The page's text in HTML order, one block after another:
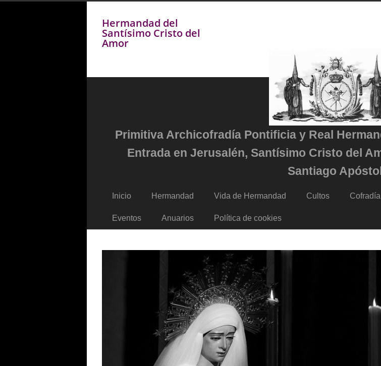
Hermandad del
Santísimo Cristo del
Amor
Primitiva Archicofradía Pontificia y Real
Entrada en Jerusalén, Santísimo Cristo del
Santiago
Inicio Hermandad Vida de Hermandad Cultos Cofradía
Eventos Anuarios Política de cookies